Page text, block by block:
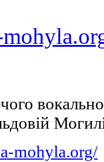
mohyla.org/